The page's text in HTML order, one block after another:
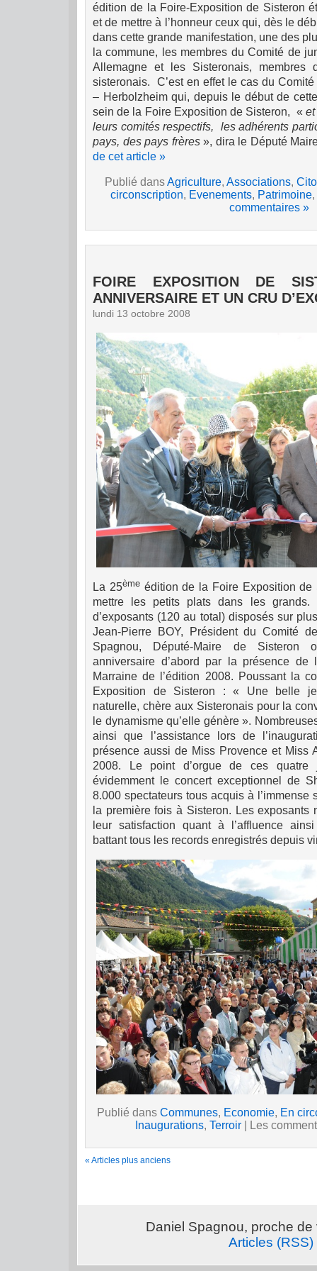
édition de la Foire-Exposition de Sisteron
et de mettre à l’honneur ceux qui, dès le
dans cette grande manifestation, une des
la commune, les membres du Comité de
Allemagne et les Sisteronais, membres
sisteronais.
C’est en effet le cas du
– Herbolzheim qui, depuis le début de
sein de la Foire Exposition de Sisteron, «
leurs comités respectifs,
les adhérents
pays, des pays frères», dira le Député
de cet article »
Publié dansAgriculture, Associations,
circonscription, Evenements, Patrimoine,
commentaires »
FOIRE EXPOSITION DE
ANNIVERSAIRE ET UN CRU
lundi 13 octobre 2008
La 25èmeédition de la Foire Exposition de
mettre les petits plats dans les grands.
d’exposants (120 au total) disposés sur
Jean-Pierre BOY, Président du Comité
Spagnou, Député-Maire de Sisteron
anniversaire d’abord par la présence
Marraine de l’édition 2008. Poussant la
Exposition de Sisteron : « Une belle
naturelle, chère aux Sisteronais pour la
le dynamisme qu’elle génère ».
ainsi que l’assistance lors de
présence aussi de Miss Provence et Miss
2008.
Le point d’orgue de ces quatre
évidemment le concert exceptionnel de
8.000 spectateurs tous acquis à l’immense
la première fois à Sisteron. Les exposants
leur satisfaction quant à l’affluence
battant tous les records enregistrés depuis
Publié dans Communes, Economie, En
Inaugurations, Terroir Les
« Articles plus anciens
Daniel Spagnou, proche
Articles (RSS)